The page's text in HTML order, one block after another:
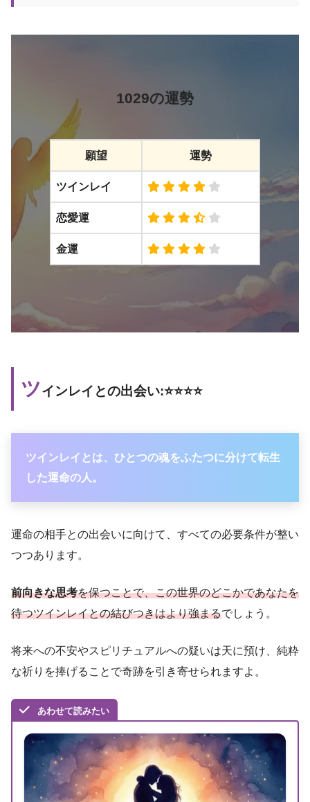
1029の運勢
願望 運勢
ツインレイ
恋愛運
金運
ツインレイとの出会い:⭐️⭐️⭐️⭐️
ツインレイとは、ひとつの魂をふたつに分けて転生
した運命の人。
運命の相手との出会いに向けて、すべての必要条件が整い
つつあります。
前向きな思考を保つことで、この世界のどこかであなたを
待つツインレイとの結びつきはより強まるでしょう。
将来への不安やスピリチュアルへの疑いは天に預け、純粋
な祈りを捧げることで奇跡を引き寄せられますよ。
あわせて読みたい